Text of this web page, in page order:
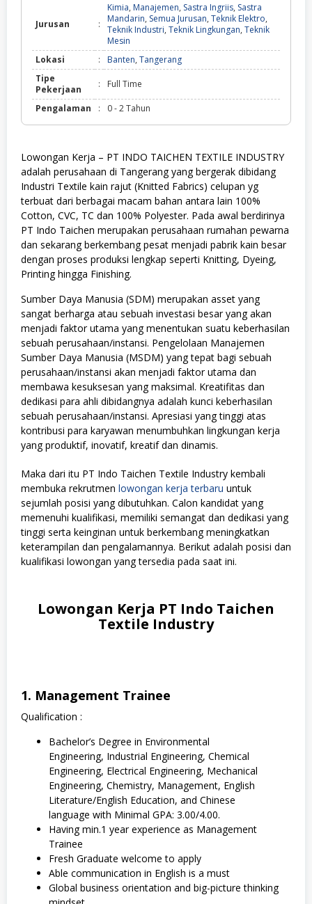
Jurusan :
Kimia, Manajemen, Sastra Ingriis, Sastra
Mandarin, Semua Jurusan, Teknik Elektro,
Teknik Industri, Teknik Lingkungan, Teknik
Mesin
Lokasi
: Banten, Tangerang
Tipe
Pekerjaan
: Full Time
Pengalaman : 0 - 2 Tahun
Lowongan Kerja – PT INDO TAICHEN TEXTILE INDUSTRY
adalah perusahaan di Tangerang yang bergerak dibidang
Industri Textile kain rajut (Knitted Fabrics) celupan yg
terbuat dari berbagai macam bahan antara lain 100%
Cotton, CVC, TC dan 100% Polyester. Pada awal berdirinya
PT Indo Taichen merupakan perusahaan rumahan pewarna
dan sekarang berkembang pesat menjadi pabrik kain besar
dengan proses produksi lengkap seperti Knitting, Dyeing,
Printing hingga Finishing.
Sumber Daya Manusia (SDM) merupakan asset yang
sangat berharga atau sebuah investasi besar yang akan
menjadi faktor utama yang menentukan suatu keberhasilan
sebuah perusahaan/instansi. Pengelolaan Manajemen
Sumber Daya Manusia (MSDM) yang tepat bagi sebuah
perusahaan/instansi akan menjadi faktor utama dan
membawa kesuksesan yang maksimal. Kreatifitas dan
dedikasi para ahli dibidangnya adalah kunci keberhasilan
sebuah perusahaan/instansi. Apresiasi yang tinggi atas
kontribusi para karyawan menumbuhkan lingkungan kerja
yang produktif, inovatif, kreatif dan dinamis.
Maka dari itu PT Indo Taichen Textile Industry kembali
membuka rekrutmen lowongan kerja terbaru untuk
sejumlah posisi yang dibutuhkan. Calon kandidat yang
memenuhi kualifikasi, memiliki semangat dan dedikasi yang
tinggi serta keinginan untuk berkembang meningkatkan
keterampilan dan pengalamannya. Berikut adalah posisi dan
kualifikasi lowongan yang tersedia pada saat ini.
Lowongan Kerja PT Indo Taichen
Textile Industry
1. Management Trainee
Qualification :
Bachelor’s Degree in Environmental
Engineering, Industrial Engineering, Chemical
Engineering, Electrical Engineering, Mechanical
Engineering, Chemistry, Management, English
Literature/English Education, and Chinese
language with Minimal GPA: 3.00/4.00.
Having min.1 year experience as Management
Trainee
Fresh Graduate welcome to apply
Able communication in English is a must
Global business orientation and big-picture thinking